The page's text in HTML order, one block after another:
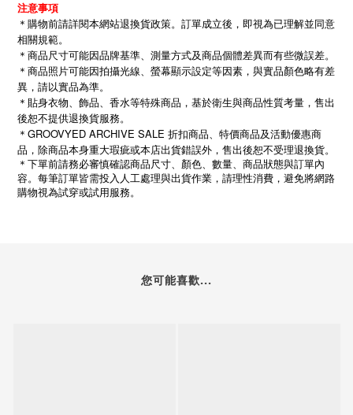
注意事項
＊購物前請詳閱本網站退換貨政策。訂單成立後，即視為已理解並同意
相關規範。
＊商品尺寸可能因品牌基準、測量方式及商品個體差異而有些微誤差。
＊商品照片可能因拍攝光線、螢幕顯示設定等因素，與實品顏色略有差
異，請以實品為準。
＊貼身衣物、飾品、香水等特殊商品，基於衛生與商品性質考量，售出
後恕不提供退換貨服務。
＊GROOVYED ARCHIVE SALE 折扣商品、特價商品及活動優惠商
品，除商品本身重大瑕疵或本店出貨錯誤外，售出後恕不受理退換貨。
＊下單前請務必審慎確認商品尺寸、顏色、數量、商品狀態與訂單內
容。每筆訂單皆需投入人工處理與出貨作業，請理性消費，避免將網路
購物視為試穿或試用服務。
您可能喜歡...